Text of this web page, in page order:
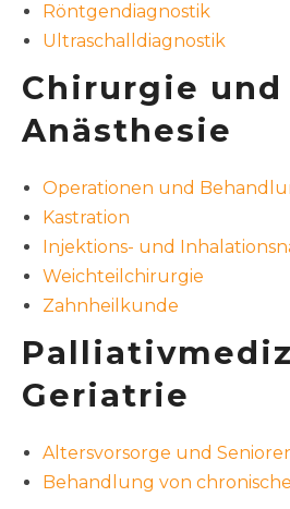
Röntgendiagnostik
Ultraschalldiagnostik
Chirurgie und
Anästhesie
Operationen und
Kastration
Injektions- und
Weichteilchirurgie
Zahnheilkunde
Geriatrie
Altersvorsorge und
Behandlung von